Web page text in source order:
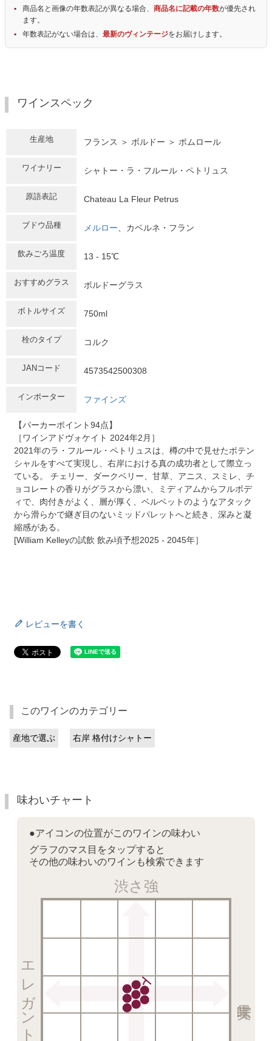
商品名と画像の年数表記が異なる場合、 商品名に記載の年数が優先され
ます。
年数表記がない場合は、 最新のヴィンテージをお届けします。
ワインスペック
生産地 フランス ＞ ボルドー ＞ ポムロール
ワイナリー シャトー・ラ・フルール・ペトリュス
原語表記 Chateau La Fleur Petrus
ブドウ品種 メルロー 、カベルネ・フラン
飲みごろ温度 13 - 15℃
おすすめグラス ボルドーグラス
ボトルサイズ 750ml
栓のタイプ コルク
JANコード 4573542500308
インポーター ファインズ
【パーカーポイント94点】
［ワインアドヴォケイト 2024年2月］
2021年のラ・フルール・ペトリュスは、樽の中で見せたポテン
シャルをすべて実現し、右岸における真の成功者として際立っ
ている。 チェリー、ダークベリー、甘草、アニス、スミレ、チ
ョコレートの香りがグラスから漂い、ミディアムからフルボデ
ィで、肉付きがよく、層が厚く、ベルベットのようなアタック
から滑らかで継ぎ目のないミッドパレットへと続き、深みと凝
縮感がある。
[William Kelleyの試飲 飲み頃予想2025 - 2045年］
レビューを書く
このワインのカテゴリー
産地で選ぶ 右岸 格付けシャトー
味わいチャート
●アイコンの位置がこのワインの味わい
グラフのマス目をタップすると
その他の味わいのワインも検索できます
渋さ強
エレガント